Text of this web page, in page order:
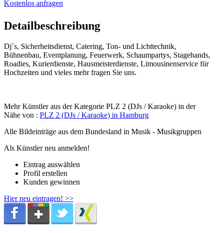
Kostenlos anfragen
Detailbeschreibung
Dj´s, Sicherheitsdienst, Catering, Ton- und Lichttechnik,
Bühnenbau, Eventplanung, Feuerwerk, Schaumpartys, Stagehands,
Roadies, Kurierdienste, Hausmeisterdienste, Limousinenservice für
Hochzeiten und vieles mehr fragen Sie uns.
Mehr Künstler aus der Kategorie PLZ 2 (DJs / Karaoke) in der
Nähe von : PLZ 2 (DJs / Karaoke) in Hamburg
Alle Bildeinträge aus dem Bundesland in Musik - Musikgruppen
Als Künstler neu anmelden!
Eintrag auswählen
Profil erstellen
Kunden gewinnen
Hier neu eintragen! >>